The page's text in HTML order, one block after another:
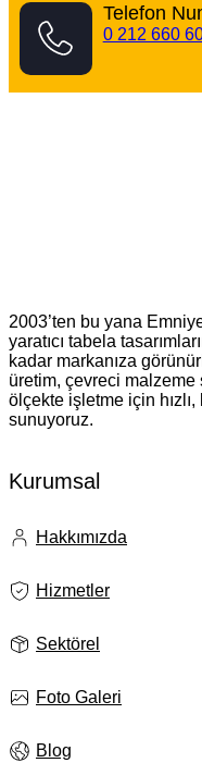
Telefon
0 212 660
2003’ten bu yana
yaratıcı tabela
kadar markanıza
üretim, çevreci
ölçekte işletme için
sunuyoruz.
Kurumsal
Hakkımızda
Hizmetler
Sektörel
Foto Galeri
Blog